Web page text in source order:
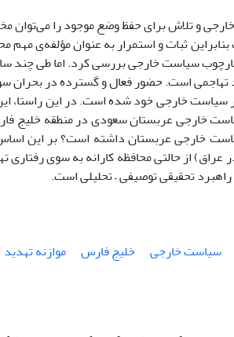
و تلاش برای حفظ وضع موجود را می‌توان
ثبات و استمرار به عنوان مؤلفه‌ی مهم
سیاست‌ خارجی بررسی کرد. اما طی چند
است. حضور فعال و گسترده در بحران
سیاست خارجی خود شده است. در این راستا،
خارجی عربستان سعودی در منطقه خلیج
خارجی عربستان داشته است؟ بر این
از حالتی محافظه کارانه به سوی رفتاری
تحقیقی توصیفی – تحلیلی است.
سیاست خارجی خلیج فارس
موازنه تهدید